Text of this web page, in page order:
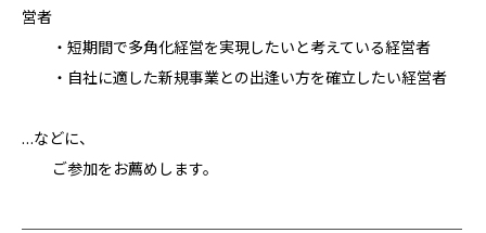
営者
・短期間で多角化経営を実現したいと考えている経営者
・自社に適した新規事業との出逢い方を確立したい経営者
…などに、
ご参加をお薦めします。